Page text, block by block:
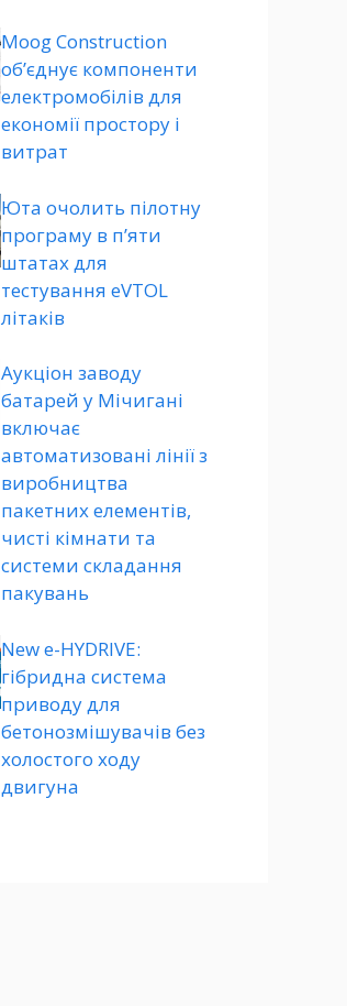
Moog Construction
об’єднує компоненти
електромобілів для
економії простору і
витрат
Юта очолить пілотну
програму в п’яти
штатах для
тестування eVTOL
літаків
Аукціон заводу
батарей у Мічигані
включає
автоматизовані лінії з
виробництва
пакетних елементів,
чисті кімнати та
системи складання
пакувань
New e-HYDRIVE:
гібридна система
приводу для
бетонозмішувачів без
холостого ходу
двигуна